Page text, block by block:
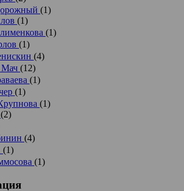
(1)
(1)
(1)
(1)
(4)
Мач (12)
(1)
(1)
(1)
(2)
(4)
(1)
(1)